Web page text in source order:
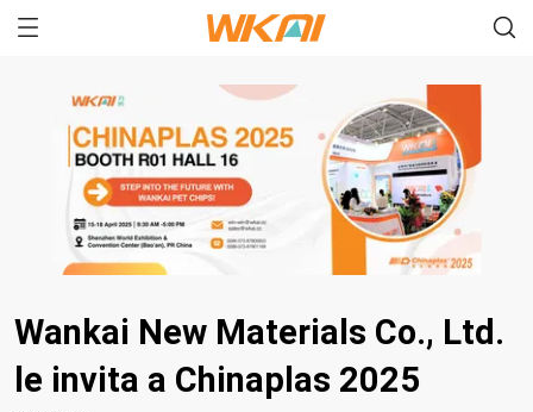
Wankai New Materials Co., Ltd.
le invita a Chinaplas 2025